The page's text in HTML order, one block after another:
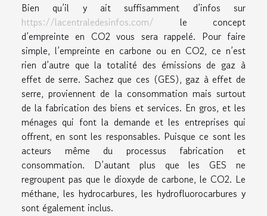
Bien qu’il y ait suffisamment d’infos sur
https://lacentraledesinfos.com/ le concept
d’empreinte en CO2 vous sera rappelé. Pour faire
simple, l’empreinte en carbone ou en CO2, ce n’est
rien d’autre que la totalité des émissions de gaz à
effet de serre. Sachez que ces (GES), gaz à effet de
serre, proviennent de la consommation mais surtout
de la fabrication des biens et services. En gros, et les
ménages qui font la demande et les entreprises qui
offrent, en sont les responsables. Puisque ce sont les
acteurs même du processus fabrication et
consommation. D’autant plus que les GES ne
regroupent pas que le dioxyde de carbone, le CO2. Le
méthane, les hydrocarbures, les hydrofluorocarbures y
sont également inclus.